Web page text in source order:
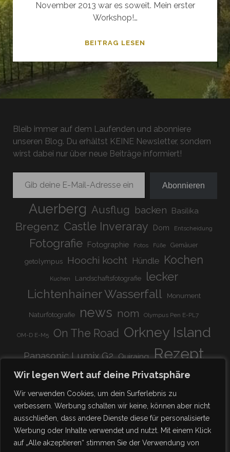
Wir legen Wert auf deine Privatsphäre
Wir verwenden Cookies, um dein Surferlebnis zu
verbessern. Werbung schalten wir keine, können aber nicht
ausschließen, dass andere Dienste diese für personalisierte
Werbung oder Inhalte verwendet und nutzt. Mit einem Klick
auf „Alle akzeptieren“ stimmen Sie der Verwendung von
November 2013 war es soweit. Mein erster
Workshop!…
BEITRAG LESEN
ERSTER
Bleib immer auf dem Laufenden und abonniere
unseren Blog. Du erhältst KEINE Newsletter, sondern
wirst dabei nur über neue Beiträge informiert!
Gib deine E-Mail-Adresse ein ...
Abonnieren
Auerberg Ausflug backen Basilika
Bregenz Castle Inveraray Dom Entscheidung
Fotografie Fotographie Fotos Füße Gemäuer
getolympus Hoochi kocht Hündle Kochen
Kuchen Landschaftsfotografie lecker
Lichtenhainer Wasserfall Monument
Naturfotografie news nom Olympus Pen E-PL7
OM-D E-M5 On The Road Orkney Island
Panasonic Lumix G2 Quiraing Rezept
Rundreise schnell & einfach Scotland
Stadion super lecker Systemkamera
vegetarisch Viadukt weitnau woooohoooo!!!!
zu Hause ♥